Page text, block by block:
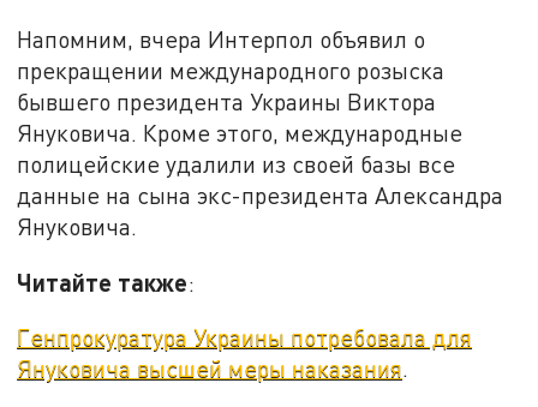
Напомним, вчера Интерпол объявил о
прекращении международного розыска
бывшего президента Украины Виктора
Януковича. Кроме этого, международные
полицейские удалили из своей базы все
данные на сына экс-президента Александра
Януковича.
Читайте также:
Генпрокуратура Украины потребовала для
Януковича высшей меры наказания.